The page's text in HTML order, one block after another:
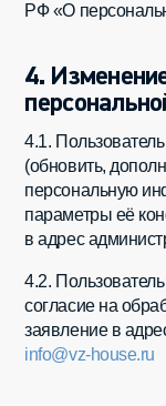
РФ «О
4.
4.1.
(обновить,
персональную
параметры её
в адрес
4.2.
согласие на
заявление в
info@vz-house.ru